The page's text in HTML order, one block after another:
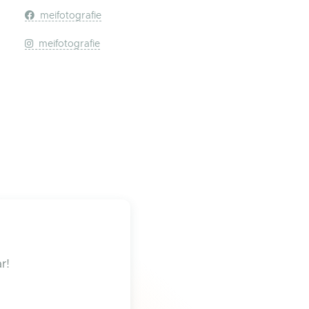
meifotografie
meifotografie